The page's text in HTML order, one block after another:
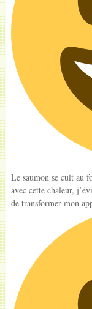
Le saumon se cuit au
avec cette chaleur,
de transformer mon